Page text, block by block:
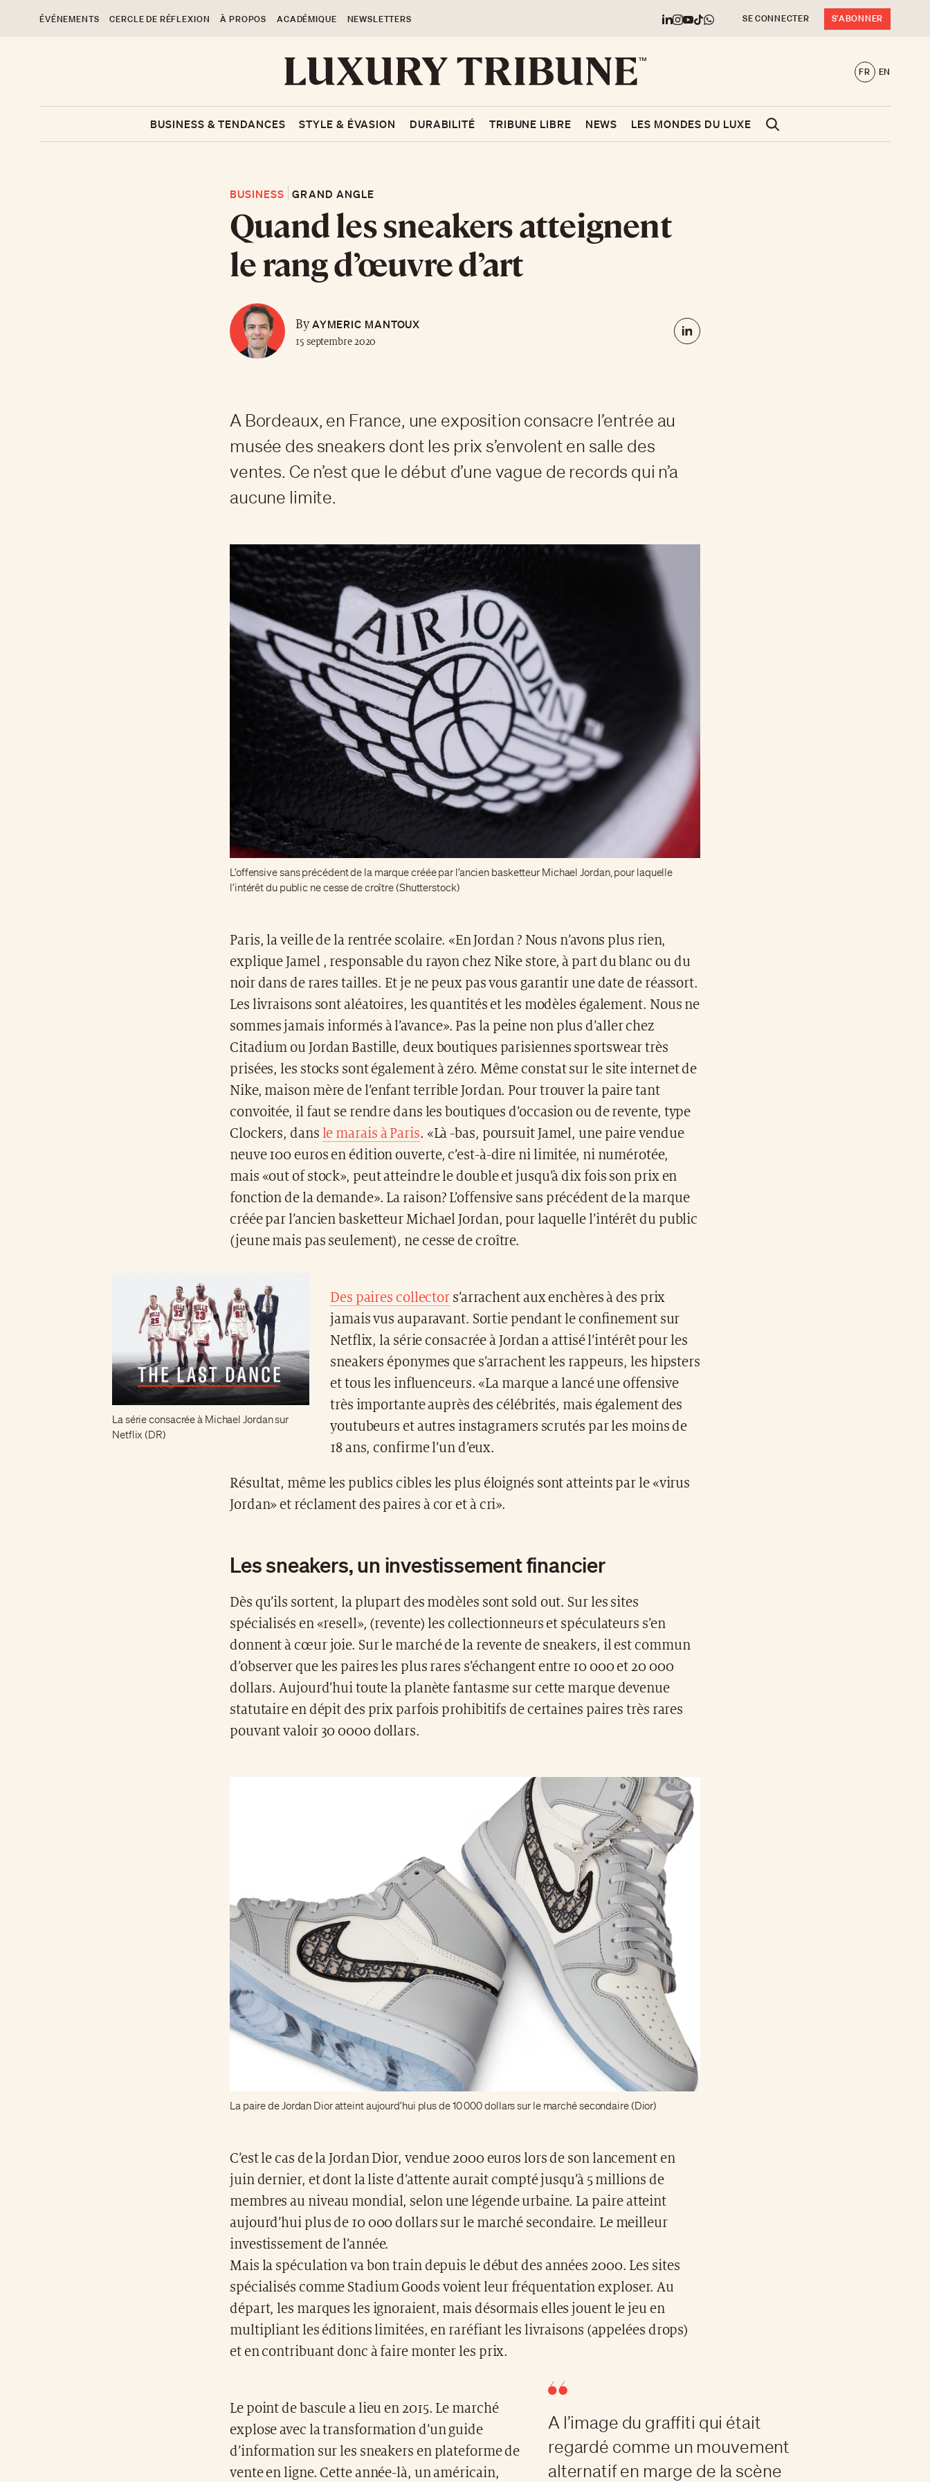
ÉVÉNEMENTS CERCLE DE RÉFLEXION À PROPOS ACADÉMIQUE NEWSLETTERS SE CONNECTER S'ABONNER
FR EN
BUSINESS & TENDANCES STYLE & ÉVASION DURABILITÉ TRIBUNE LIBRE NEWS LES MONDES DU LUXE
BUSINESS GRAND ANGLE
Quand les sneakers atteignent
le rang d’œuvre d’art
ByAYMERIC MANTOUX
15 septembre 2020
A Bordeaux, en France, une exposition consacre l’entrée au
musée des sneakers dont les prix s’envolent en salle des
ventes. Ce n’est que le début d’une vague de records qui n’a
aucune limite.
L’offensive sans précédent de la marque créée par l’ancien basketteur Michael Jordan, pour laquelle
l’intérêt du public ne cesse de croître (Shutterstock)
Paris, la veille de la rentrée scolaire. «En Jordan ? Nous n’avons plus rien,
explique Jamel , responsable du rayon chez Nike store, à part du blanc ou du
noir dans de rares tailles. Et je ne peux pas vous garantir une date de réassort.
Les livraisons sont aléatoires, les quantités et les modèles également. Nous ne
sommes jamais informés à l’avance». Pas la peine non plus d’aller chez
Citadium ou Jordan Bastille, deux boutiques parisiennes sportswear très
prisées, les stocks sont également à zéro. Même constat sur le site internet de
Nike, maison mère de l’enfant terrible Jordan. Pour trouver la paire tant
convoitée, il faut se rendre dans les boutiques d’occasion ou de revente, type
Clockers, dans le marais à Paris. «Là -bas, poursuit Jamel, une paire vendue
neuve 100 euros en édition ouverte, c’est-à-dire ni limitée, ni numérotée,
mais «out of stock», peut atteindre le double et jusqu’à dix fois son prix en
fonction de la demande». La raison? L’offensive sans précédent de la marque
créée par l’ancien basketteur Michael Jordan, pour laquelle l’intérêt du public
(jeune mais pas seulement), ne cesse de croître.
La série consacrée à Michael Jordan sur
Netflix (DR)
Des paires collector s’arrachent aux enchères à des prix
jamais vus auparavant. Sortie pendant le confinement sur
Netflix, la série consacrée à Jordan a attisé l’intérêt pour les
sneakers éponymes que s’arrachent les rappeurs, les hipsters
et tous les influenceurs. «La marque a lancé une offensive
très importante auprès des célébrités, mais également des
youtubeurs et autres instagramers scrutés par les moins de
18 ans, confirme l’un d’eux.
Résultat, même les publics cibles les plus éloignés sont atteints par le «virus
Jordan» et réclament des paires à cor et à cri».
Les sneakers, un investissement financier
Dès qu’ils sortent, la plupart des modèles sont sold out. Sur les sites
spécialisés en «resell», (revente) les collectionneurs et spéculateurs s’en
donnent à cœur joie. Sur le marché de la revente de sneakers, il est commun
d’observer que les paires les plus rares s’échangent entre 10 000 et 20 000
dollars. Aujourd’hui toute la planète fantasme sur cette marque devenue
statutaire en dépit des prix parfois prohibitifs de certaines paires très rares
pouvant valoir 30 0000 dollars.
La paire de Jordan Dior atteint aujourd’hui plus de 10 000 dollars sur le marché secondaire (Dior)
C’est le cas de la Jordan Dior, vendue 2000 euros lors de son lancement en
juin dernier, et dont la liste d’attente aurait compté jusqu’à 5 millions de
membres au niveau mondial, selon une légende urbaine. La paire atteint
aujourd’hui plus de 10 000 dollars sur le marché secondaire. Le meilleur
investissement de l’année.
Mais la spéculation va bon train depuis le début des années 2000. Les sites
spécialisés comme Stadium Goods voient leur fréquentation exploser. Au
départ, les marques les ignoraient, mais désormais elles jouent le jeu en
multipliant les éditions limitées, en raréfiant les livraisons (appelées drops)
et en contribuant donc à faire monter les prix.
A l’image du graffiti qui était
regardé comme un mouvement
alternatif en marge de la scène
Le point de bascule a lieu en 2015. Le marché
explose avec la transformation d’un guide
d’information sur les sneakers en plateforme de
vente en ligne. Cette année-là, un américain,